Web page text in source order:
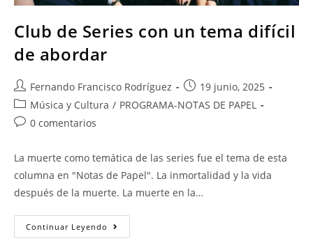
Club de Series con un tema difícil
de abordar
Fernando Francisco Rodríguez
19 junio, 2025
Música y Cultura / PROGRAMA-NOTAS DE PAPEL
0 comentarios
La muerte como temática de las series fue el tema de esta
columna en "Notas de Papel". La inmortalidad y la vida
después de la muerte. La muerte en la…
Continuar Leyendo